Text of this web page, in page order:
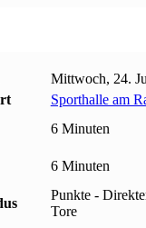
Mittwoch, 24.
Sporthalle am
6 Minuten
6 Minuten
Punkte -
Tore